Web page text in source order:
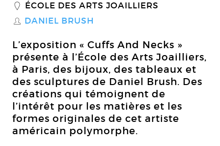
_ ÉCOLE DES ARTS JOAILLIERS
S DANIEL BRUSH
L’exposition « Cuffs And Necks »
présente à l’École des Arts Joailliers,
à Paris, des bijoux, des tableaux et
des sculptures de Daniel Brush. Des
créations qui témoignent de
l’intérêt pour les matières et les
formes originales de cet artiste
américain polymorphe.